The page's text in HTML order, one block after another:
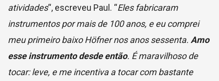
atividades“, escreveu Paul. “Eles fabricaram
instrumentos por mais de 100 anos, e eu comprei
meu primeiro baixo Höfner nos anos sessenta. Amo
esse instrumento desde então. É maravilhoso de
tocar: leve, e me incentiva a tocar com bastante